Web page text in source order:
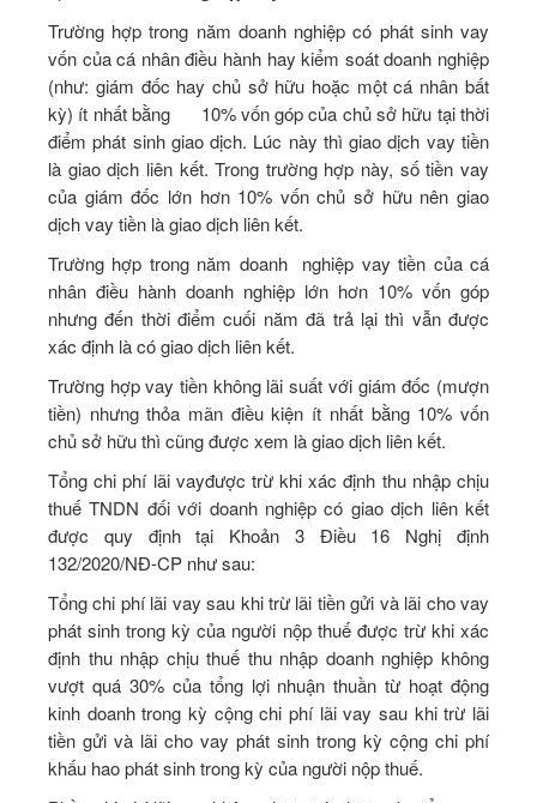
Trường hợp trong năm doanh nghiệp có phát sinh vay
vốn của cá nhân điều hành hay kiểm soát doanh nghiệp
(như: giám đốc hay chủ sở hữu hoặc một cá nhân bất
kỳ) ít nhất bằng 10% vốn góp của chủ sở hữu tại thời
điểm phát sinh giao dịch. Lúc này thì giao dịch vay tiền
là giao dịch liên kết. Trong trường hợp này, số tiền vay
của giám đốc lớn hơn 10% vốn chủ sở hữu nên giao
dịch vay tiền là giao dịch liên kết.
Trường hợp trong năm doanh nghiệp vay tiền của cá
nhân điều hành doanh nghiệp lớn hơn 10% vốn góp
nhưng đến thời điểm cuối năm đã trả lại thì vẫn được
xác định là có giao dịch liên kết.
Trường hợp vay tiền không lãi suất với giám đốc (mượn
tiền) nhưng thỏa mãn điều kiện ít nhất bằng 10% vốn
chủ sở hữu thì cũng được xem là giao dịch liên kết.
Tổng chi phí lãi vayđược trừ khi xác định thu nhập chịu
thuế TNDN đối với doanh nghiệp có giao dịch liên kết
được quy định tại Khoản 3 Điều 16 Nghị định
132/2020/NĐ-CP như sau:
Tổng chi phí lãi vay sau khi trừ lãi tiền gửi và lãi cho vay
phát sinh trong kỳ của người nộp thuế được trừ khi xác
định thu nhập chịu thuế thu nhập doanh nghiệp không
vượt quá 30% của tổng lợi nhuận thuần từ hoạt động
kinh doanh trong kỳ cộng chi phí lãi vay sau khi trừ lãi
tiền gửi và lãi cho vay phát sinh trong kỳ cộng chi phí
khấu hao phát sinh trong kỳ của người nộp thuế.